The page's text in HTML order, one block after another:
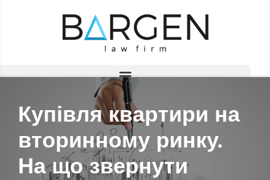
Купівля квартири на
вторинному ринку.
На що звернути